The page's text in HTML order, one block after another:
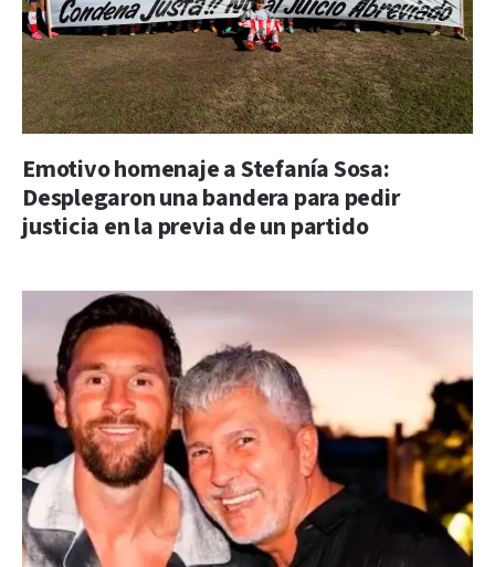
Emotivo homenaje a Stefanía Sosa:
Desplegaron una bandera para pedir
justicia en la previa de un partido